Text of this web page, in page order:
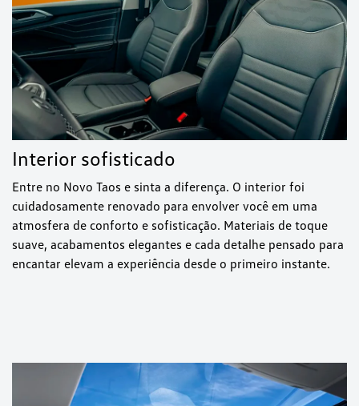
Interior sofisticado
Entre no Novo Taos e sinta a diferença. O interior foi
cuidadosamente renovado para envolver você em uma
atmosfera de conforto e sofisticação. Materiais de toque
suave, acabamentos elegantes e cada detalhe pensado para
encantar elevam a experiência desde o primeiro instante.